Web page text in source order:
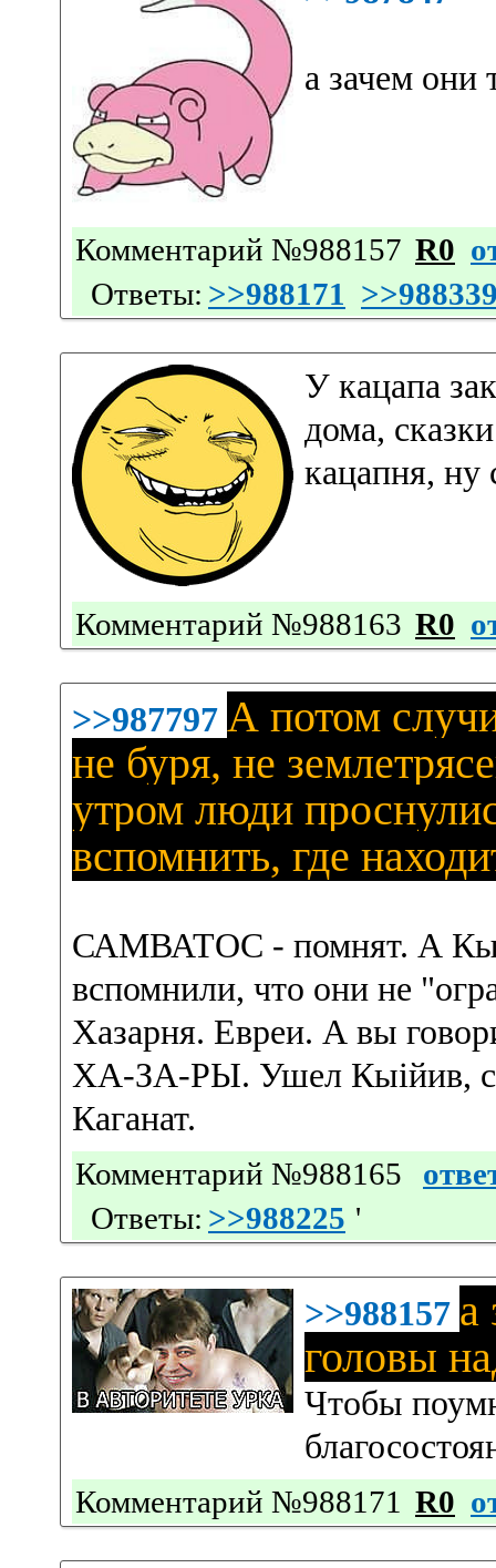
а зачем они
Комментарий №988157 R0
Ответы: >>988171
У кацапа
дома,
кацапня,
Комментарий №988163 R0
>>987797 А потом
не буря, не
утром люди
вспомнить, где
САМВАТОС - помнят. А
вспомнили, что они не
Хазарня. Евреи. А вы
ХА-ЗА-РЫ. Ушел Кыiйив, с
Каганат.
Комментарий №988165
Ответы: >>988225 '
>>988157 а
головы
Чтобы
Комментарий №988171 R0